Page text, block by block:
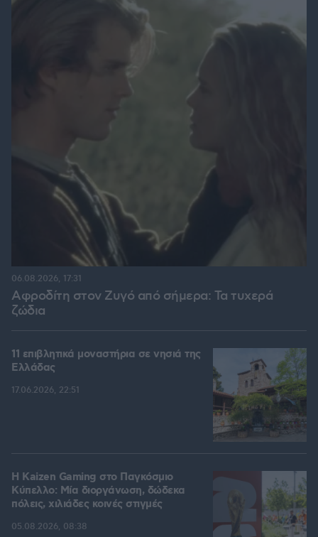
Αφροδίτη στον Ζυγό από σήμερα: Τα τυχερά
ζώδια
06.08.2026, 17:31
11 επιβλητικά μοναστήρια σε νησιά της
Ελλάδας
17.06.2026, 22:51
H Kaizen Gaming στο Παγκόσμιο
Kύπελλο: Μία διοργάνωση, δώδεκα
πόλεις, χιλιάδες κοινές στιγμές
05.08.2026, 08:38